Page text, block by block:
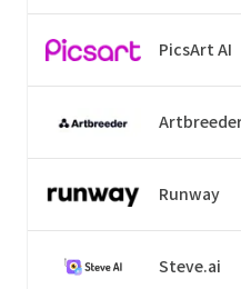
PicsArt AI
Runway
Steve.ai